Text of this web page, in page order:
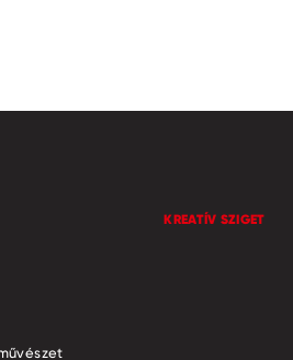
KREATÍV SZIGET